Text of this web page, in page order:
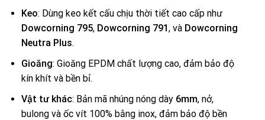
Keo: Dùng keo kết cấu chịu thời tiết cao cấp như
Dowcorning 795, Dowcorning 791 , và Dowcorning
Neutra Plus.
Gioăng: Gioăng EPDM chất lượng cao, đảm bảo độ
kín khít và bền bỉ.
Vật tư khác: Bản mã nhúng nóng dày 6mm, nở,
bulong và ốc vít 100% bằng inox, đảm bảo độ bền